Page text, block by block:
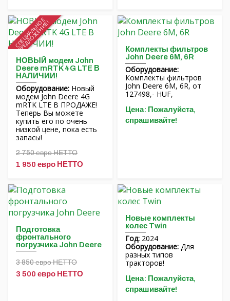
СПЕЦИАЛЬНОЕ
ПРЕДЛОЖЕНИЕ!
НОВЫЙ модем John
Deere mRTK 4G LTE В
НАЛИЧИИ!
Оборудование: Новый
модем John Deere 4G
mRTK LTE В ПРОДАЖЕ!
Теперь Вы можете
купить его по очень
низкой цене, пока есть
запасы!
2 750 евро НЕТТО
1 950 евро НЕТТО
Комплекты фильтров
John Deere 6M, 6R
Оборудование:
Комплекты фильтров
John Deere 6M, 6R, от
127498,- HUF,
Цена: Пожалуйста,
спрашивайте!
Подготовка
фронтального
погрузчика John Deere
3 850 евро НЕТТО
3 500 евро НЕТТО
Новые комплекты
колес Twin
Год: 2024
Оборудование: Для
разных типов
тракторов!
Цена: Пожалуйста,
спрашивайте!